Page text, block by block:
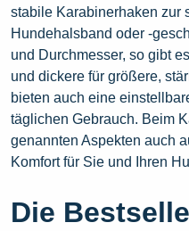
stabile Karabinerhaken zur
Hundehalsband oder -
und Durchmesser, so gibt
und dickere für größere,
bieten auch eine
täglichen Gebrauch. Beim
genannten Aspekten auch
Komfort für Sie und Ihren
Die